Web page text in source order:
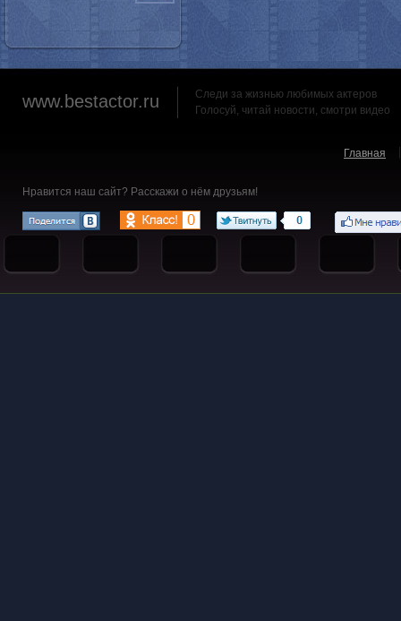
www.bestactor.ru
Следи за жизнью любимых актеров
Голосуй, читай новости, смотри видео
Главная
Нравится наш сайт? Расскажи о нём друзьям!